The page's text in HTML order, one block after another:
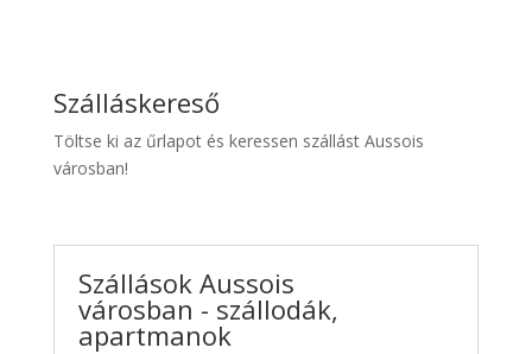
Szálláskereső
Töltse ki az űrlapot és keressen szállást Aussois
városban!
Szállások Aussois
városban - szállodák,
apartmanok